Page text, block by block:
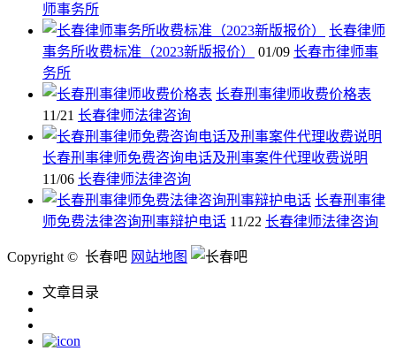
师事务所
长春律师
事务所收费标准（2023新版报价）
01/09 长春市律师事
务所
长春刑事律师收费价格表
11/21 长春律师法律咨询
长春刑事律师免费咨询电话及刑事案件代理收费说明
11/06 长春律师法律咨询
长春刑事律
师免费法律咨询刑事辩护电话 11/22 长春律师法律咨询
Copyright © 长春吧 网站地图
文章目录